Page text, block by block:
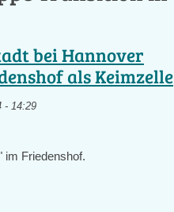
bei Hannover
als Keimzelle
- 14:29
im Friedenshof.